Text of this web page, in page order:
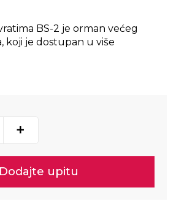
BS-2 je orman većeg
koji je dostupan u više
+
Dodajte upitu